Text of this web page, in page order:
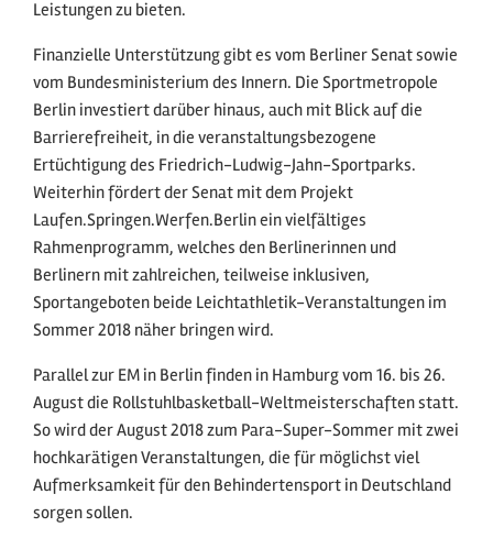
Leistungen zu bieten.
Finanzielle Unterstützung gibt es vom Berliner Senat sowie
vom Bundesministerium des Innern. Die Sportmetropole
Berlin investiert darüber hinaus, auch mit Blick auf die
Barrierefreiheit, in die veranstaltungsbezogene
Ertüchtigung des Friedrich-Ludwig-Jahn-Sportparks.
Weiterhin fördert der Senat mit dem Projekt
Laufen.Springen.Werfen.Berlin ein vielfältiges
Rahmenprogramm, welches den Berlinerinnen und
Berlinern mit zahlreichen, teilweise inklusiven,
Sportangeboten beide Leichtathletik-Veranstaltungen im
Sommer 2018 näher bringen wird.
Parallel zur EM in Berlin finden in Hamburg vom 16. bis 26.
August die Rollstuhlbasketball-Weltmeisterschaften statt.
So wird der August 2018 zum Para-Super-Sommer mit zwei
hochkarätigen Veranstaltungen, die für möglichst viel
Aufmerksamkeit für den Behindertensport in Deutschland
sorgen sollen.